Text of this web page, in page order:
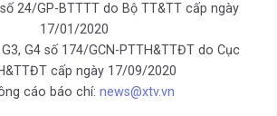
24/GP-BTTTT do Bộ TT&TT cấp ngày
17/01/2020
G4 số 174/GCN-PTTH&TTĐT do Cục
cấp ngày 17/09/2020
cáo báo chí: news@xtv.vn